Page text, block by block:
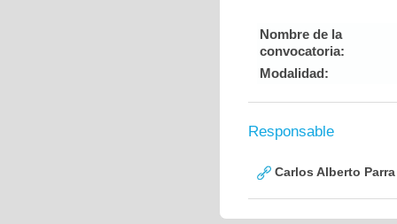
Nombre de la
convocatoria:
Modalidad:
Responsable
Carlos Alberto